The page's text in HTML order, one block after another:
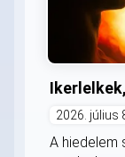
2026. július
A hiedelem